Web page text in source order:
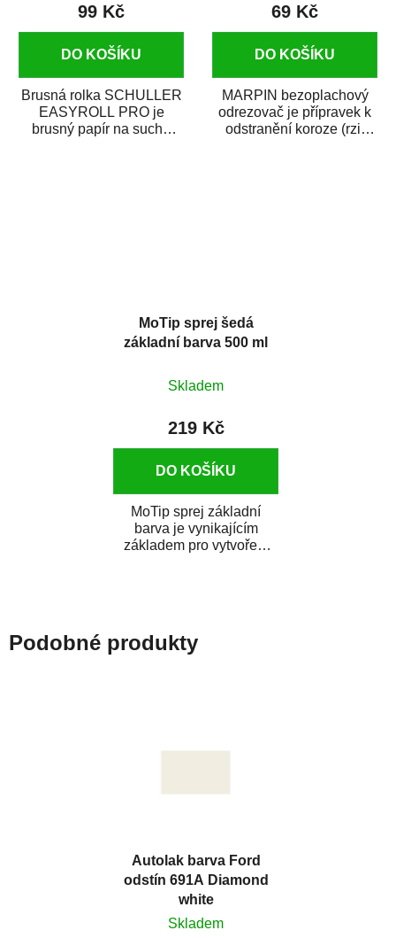
99 Kč
DO KOŠÍKU
Brusná rolka SCHULLER
EASYROLL PRO je
brusný papír na suché
69 Kč
DO KOŠÍKU
MARPIN bezoplachový
odrezovač je přípravek k
odstranění koroze (rzi)
MoTip sprej šedá
základní barva 500 ml
Skladem
219 Kč
DO KOŠÍKU
MoTip sprej základní
barva je vynikajícím
základem pro vytvoření
Podobné produkty
Autolak barva Ford
odstín 691A Diamond
white
Skladem